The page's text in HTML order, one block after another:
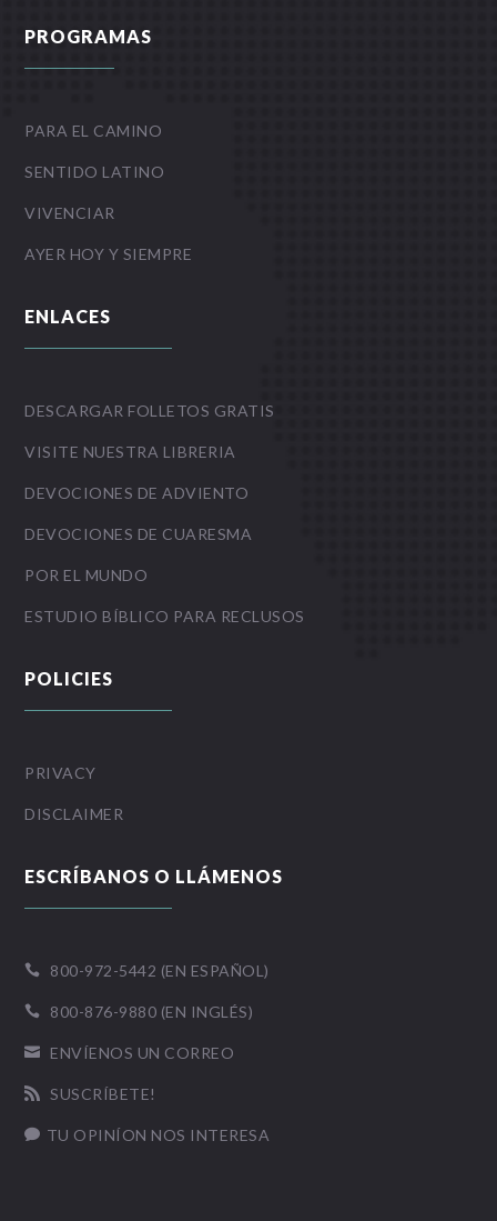
PROGRAMAS
PARA EL CAMINO
SENTIDO LATINO
VIVENCIAR
AYER HOY Y SIEMPRE
ENLACES
DESCARGAR FOLLETOS GRATIS
VISITE NUESTRA LIBRERIA
DEVOCIONES DE ADVIENTO
DEVOCIONES DE CUARESMA
POR EL MUNDO
ESTUDIO BÍBLICO PARA RECLUSOS
POLICIES
PRIVACY
DISCLAIMER
ESCRÍBANOS O LLÁMENOS
 800-972-5442 (EN ESPAÑOL)
 800-876-9880 (EN INGLÉS)
 ENVÍENOS UN CORREO
 SUSCRÍBETE!
 TU OPINÍON NOS INTERESA